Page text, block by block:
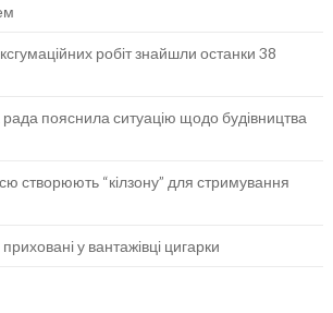
робіт знайшли останки 38
пояснила ситуацію щодо будівництва
створюють “кілзону” для стримування
у вантажівці цигарки